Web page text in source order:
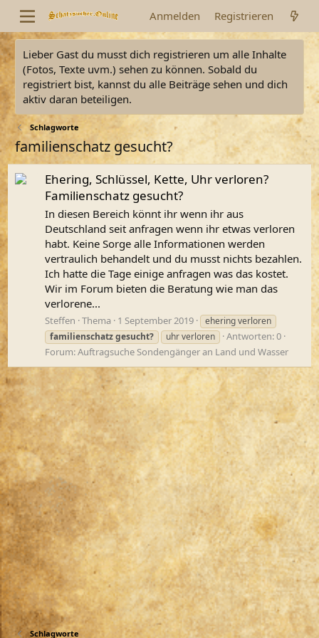
Anmelden Registrieren
Lieber Gast du musst dich registrieren um alle Inhalte
(Fotos, Texte uvm.) sehen zu können. Sobald du
registriert bist, kannst du alle Beiträge sehen und dich
aktiv daran beteiligen.
Schlagworte
familienschatz gesucht?
Ehering, Schlüssel, Kette, Uhr verloren?
Familienschatz gesucht?
In diesen Bereich könnt ihr wenn ihr aus
Deutschland seit anfragen wenn ihr etwas verloren
habt. Keine Sorge alle Informationen werden
vertraulich behandelt und du musst nichts bezahlen.
Ich hatte die Tage einige anfragen was das kostet.
Wir im Forum bieten die Beratung wie man das
verlorene...
Steffen Thema 1 September 2019
ehering verloren
familienschatzgesucht? uhr verloren
Antworten: 0
Forum:Auftragsuche Sondengänger an Land und Wasser
Schlagworte